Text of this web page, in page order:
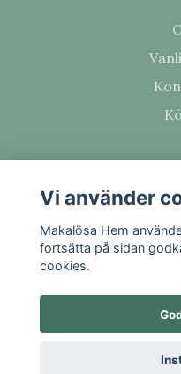
Vi använder
Makalösa Hem
fortsätta på sidan
cookies.